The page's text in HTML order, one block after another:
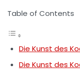
Table of Contents
Die Kunst des
Die Kunst des